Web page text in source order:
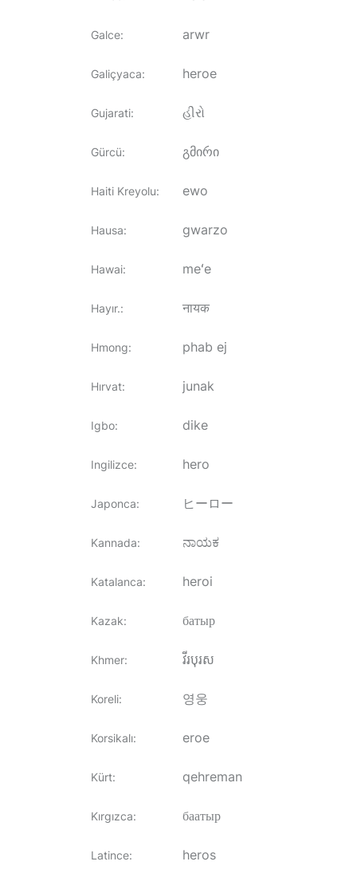
Galce: arwr
Galiçyaca: heroe
Gujarati: હીરો
Gürcü: გმირი
Haiti Kreyolu: ewo
Hausa: gwarzo
Hawai: meʻe
Hayır.: नायक
Hmong: phab ej
Hırvat: junak
Igbo: dike
Ingilizce: hero
Japonca: ヒーロー
Kannada: ನಾಯಕ
Katalanca: heroi
Kazak: батыр
Khmer: វីរបុរស
Koreli: 영웅
Korsikalı: eroe
Kürt: qehreman
Kırgızca: баатыр
Latince: heros